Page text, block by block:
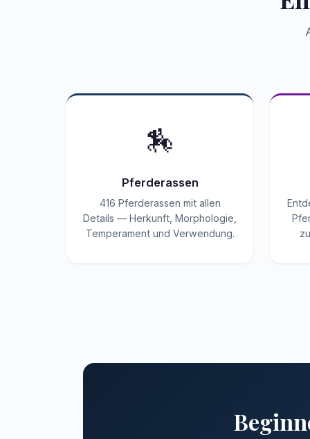
🏇
Pferderassen
416 Pferderassen mit allen
Details — Herkunft, Morphologie,
Temperament und Verwendung.